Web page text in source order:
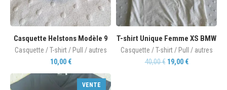
Casquette Helstons Modèle 9
Casquette / T-shirt / Pull / autres
10,00 €
T-shirt Unique Femme XS BMW
Casquette / T-shirt / Pull / autres
40,00€ 19,00 €
VENTE